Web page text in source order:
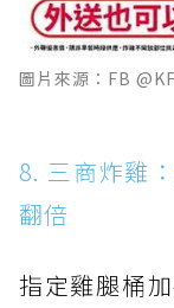
圖片來源：FB
8. 三商炸雞
翻倍
指定雞腿桶